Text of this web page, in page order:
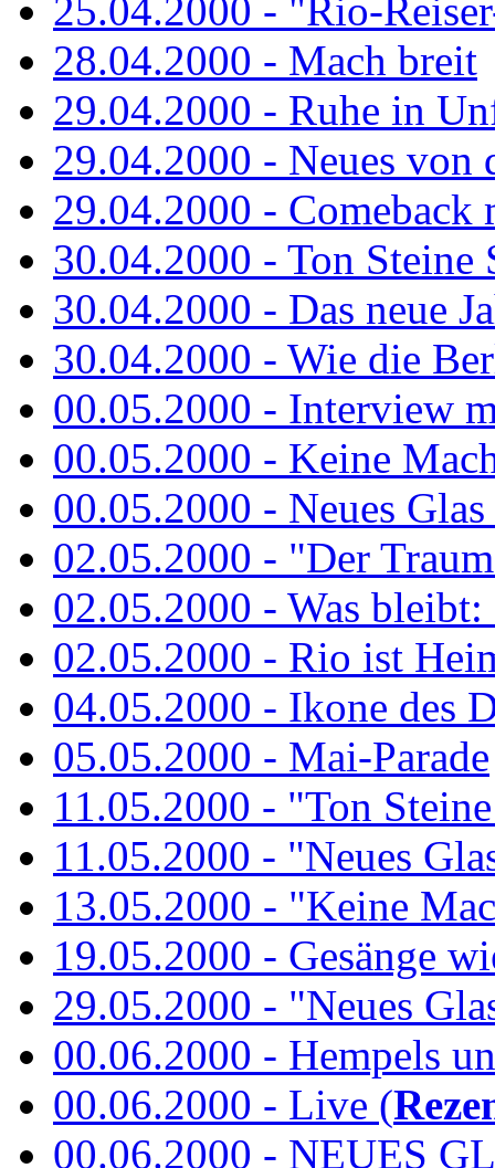
25.04.2000 - "Rio-
28.04.2000 - Mach breit
29.04.2000 - Ruhe in
29.04.2000 - Neues von
29.04.2000 - Comeback
30.04.2000 - Ton Steine
30.04.2000 - Das neue
30.04.2000 - Wie die
00.05.2000 - Interview
00.05.2000 - Keine
00.05.2000 - Neues Glas
02.05.2000 - "Der
02.05.2000 - Was bleibt:
02.05.2000 - Rio ist
04.05.2000 - Ikone des
05.05.2000 - Mai-Parade
11.05.2000 - "Ton
11.05.2000 - "Neues
13.05.2000 - "Keine
19.05.2000 - Gesänge
29.05.2000 - "Neues
00.06.2000 - Hempels
00.06.2000 - Live (
00.06.2000 - NEUES